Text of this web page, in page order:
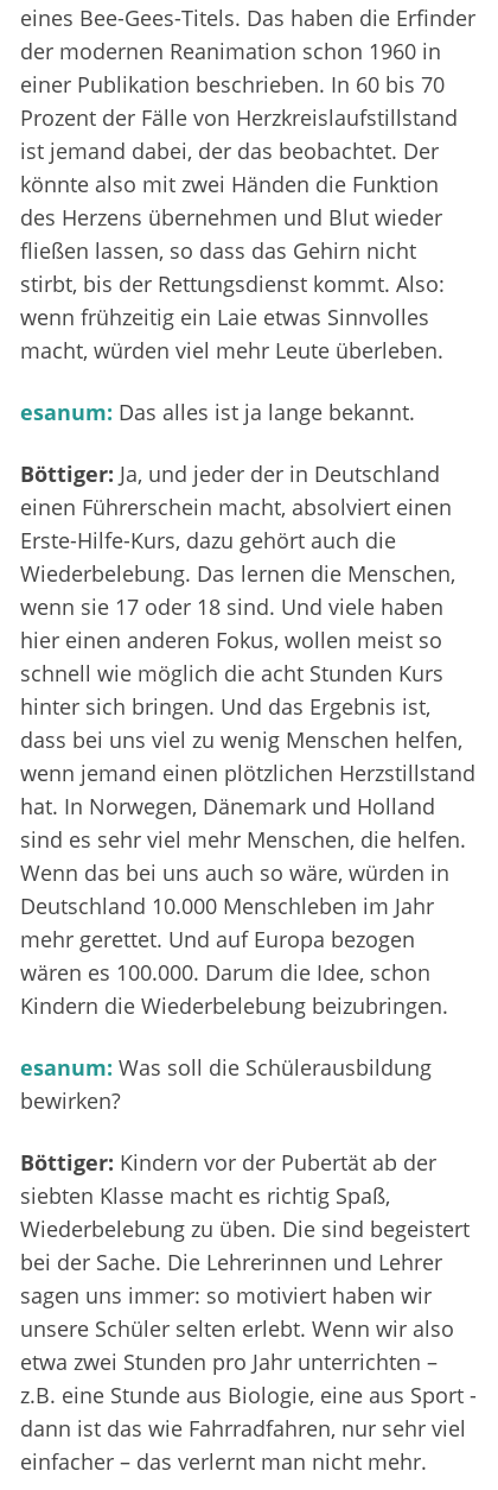
eines Bee-Gees-Titels. Das haben die Erfinder
der modernen Reanimation schon 1960 in
einer Publikation beschrieben. In 60 bis 70
Prozent der Fälle von Herzkreislaufstillstand
ist jemand dabei, der das beobachtet. Der
könnte also mit zwei Händen die Funktion
des Herzens übernehmen und Blut wieder
fließen lassen, so dass das Gehirn nicht
stirbt, bis der Rettungsdienst kommt. Also:
wenn frühzeitig ein Laie etwas Sinnvolles
macht, würden viel mehr Leute überleben.
esanum: Das alles ist ja lange bekannt.
Böttiger: Ja, und jeder der in Deutschland
einen Führerschein macht, absolviert einen
Erste-Hilfe-Kurs, dazu gehört auch die
Wiederbelebung. Das lernen die Menschen,
wenn sie 17 oder 18 sind. Und viele haben
hier einen anderen Fokus, wollen meist so
schnell wie möglich die acht Stunden Kurs
hinter sich bringen. Und das Ergebnis ist,
dass bei uns viel zu wenig Menschen helfen,
wenn jemand einen plötzlichen Herzstillstand
hat. In Norwegen, Dänemark und Holland
sind es sehr viel mehr Menschen, die helfen.
Wenn das bei uns auch so wäre, würden in
Deutschland 10.000 Menschleben im Jahr
mehr gerettet. Und auf Europa bezogen
wären es 100.000. Darum die Idee, schon
Kindern die Wiederbelebung beizubringen.
esanum: Was soll die Schülerausbildung
bewirken?
Böttiger: Kindern vor der Pubertät ab der
siebten Klasse macht es richtig Spaß,
Wiederbelebung zu üben. Die sind begeistert
bei der Sache. Die Lehrerinnen und Lehrer
sagen uns immer: so motiviert haben wir
unsere Schüler selten erlebt. Wenn wir also
etwa zwei Stunden pro Jahr unterrichten –
z.B. eine Stunde aus Biologie, eine aus Sport -
dann ist das wie Fahrradfahren, nur sehr viel
einfacher – das verlernt man nicht mehr.